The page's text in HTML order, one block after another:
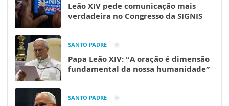
Leão XIV pede comunicação mais
verdadeira no Congresso da SIGNIS
SANTO PADRE
Papa Leão XIV: “A oração é dimensão
fundamental da nossa humanidade”
SANTO PADRE